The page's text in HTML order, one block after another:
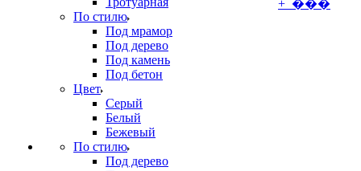
По стилю
Под мрамор
Под дерево
Под камень
Под бетон
Цвет
Серый
Белый
Бежевый
По стилю
Под дерево
+ ���